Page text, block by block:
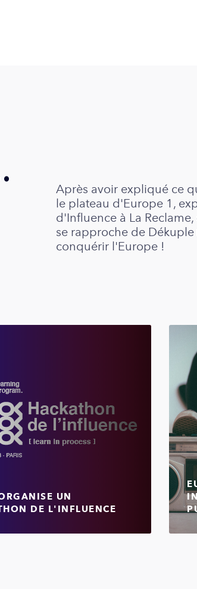
Après avoir expliqué ce
le plateau d'Europe 1,
d'Influence à La
se rapproche de Dékuple
conquérir l'Europe !
UN
DE L'INFLUENCE